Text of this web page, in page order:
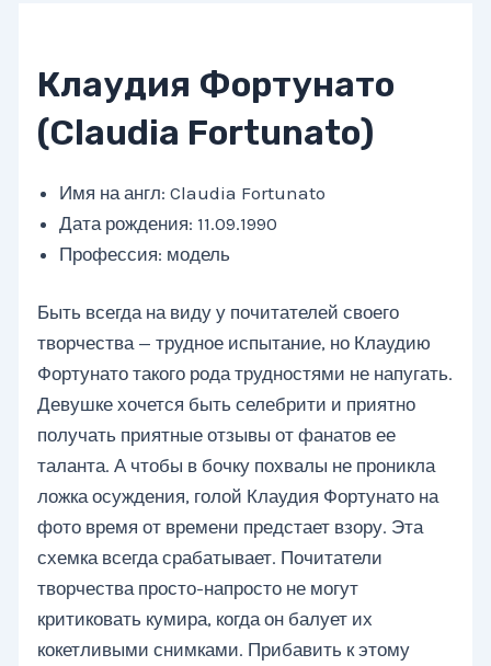
Клаудия Фортунато
(Claudia Fortunato)
Имя на англ: Claudia Fortunato
Дата рождения: 11.09.1990
Профессия: модель
Быть всегда на виду у почитателей своего
творчества — трудное испытание, но Клаудию
Фортунато такого рода трудностями не напугать.
Девушке хочется быть селебрити и приятно
получать приятные отзывы от фанатов ее
таланта. А чтобы в бочку похвалы не проникла
ложка осуждения, голой Клаудия Фортунато на
фото время от времени предстает взору. Эта
схемка всегда срабатывает. Почитатели
творчества просто-напросто не могут
критиковать кумира, когда он балует их
кокетливыми снимками. Прибавить к этому